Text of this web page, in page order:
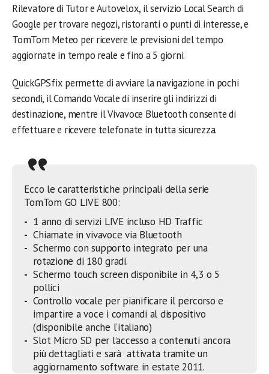
Rilevatore di Tutor e Autovelox, il servizio Local Search di
Google per trovare negozi, ristoranti o punti di interesse, e
TomTom Meteo per ricevere le previsioni del tempo
aggiornate in tempo reale e fino a 5 giorni.
QuickGPSfix permette di avviare la navigazione in pochi
secondi, il Comando Vocale di inserire gli indirizzi di
destinazione, mentre il Vivavoce Bluetooth consente di
effettuare e ricevere telefonate in tutta sicurezza.
Ecco le caratteristiche principali della serie
TomTom GO LIVE 800:
1 anno di servizi LIVE incluso HD Traffic
Chiamate in vivavoce via Bluetooth
Schermo con supporto integrato per una
rotazione di 180 gradi.
Schermo touch screen disponibile in 4,3 o 5
pollici
Controllo vocale per pianificare il percorso e
impartire a voce i comandi al dispositivo
(disponibile anche l’italiano)
Slot Micro SD per l’accesso a contenuti ancora
più dettagliati e sarà attivata tramite un
aggiornamento software in estate 2011.